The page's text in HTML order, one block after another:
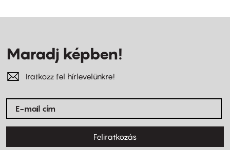
Maradj képben!
Iratkozz fel hírlevelünkre!
Feliratkozás